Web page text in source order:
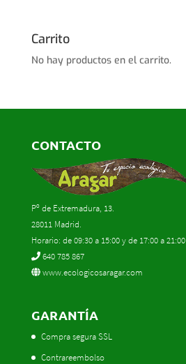
Carrito
No hay productos en el carrito.
CONTACTO
Pº de Extremadura, 13.
28011 Madrid.
Horario: de 09:30 a 15:00 y de 17:00 a 21:00
640 785 867
www.ecologicosaragar.com
GARANTÍA
Compra segura SSL
Contrareembolso